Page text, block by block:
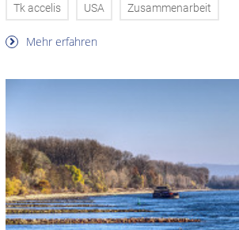
Tk accelis USA Zusammenarbeit
Mehr erfahren